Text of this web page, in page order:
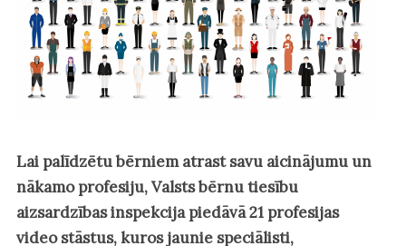
Lai palīdzētu bērniem atrast savu aicinājumu un
nākamo profesiju, Valsts bērnu tiesību
aizsardzības inspekcija piedāvā 21 profesijas
video stāstus, kuros jaunie speciālisti,